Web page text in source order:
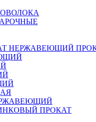
НЕРЖАВЕЮЩИЙ
ПРОКАТ